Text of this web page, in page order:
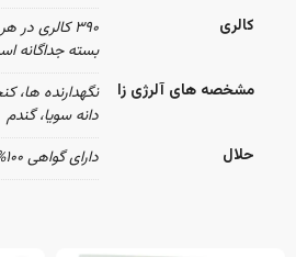
کالری
بسته جداگانه است
مشخصه های آلرژی زا
نگهدارنده ها،
دانه سویا، گندم
حلال
دارای گواهی ۱۰۰% حلال